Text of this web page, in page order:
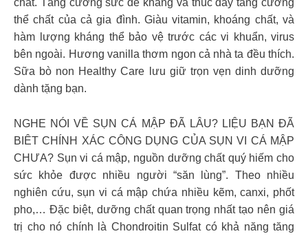
chất. Tăng cường sức đề kháng và thúc đẩy tăng cường
thể chất của cả gia đình. Giàu vitamin, khoáng chất, và
hàm lượng kháng thể bảo vệ trước các vi khuẩn, virus
bên ngoài. Hương vanilla thơm ngon cả nhà ta đều thích.
Sữa bò non Healthy Care lưu giữ trọn vẹn dinh dưỡng
dành tặng bạn.
NGHE NÓI VỀ SỤN CÁ MẬP ĐÃ LÂU? LIỆU BẠN ĐÃ
BIÊT CHÍNH XÁC CÔNG DỤNG CỦA SỤN VI CÁ MẬP
CHƯA? Sụn vi cá mập, nguồn dưỡng chất quý hiếm cho
sức khỏe được nhiều người “săn lùng”. Theo nhiều
nghiên cứu, sụn vi cá mập chứa nhiều kẽm, canxi, phốt
pho,… Đặc biệt, dưỡng chất quan trọng nhất tạo nên giá
trị cho nó chính là Chondroitin Sulfat có khả năng tăng